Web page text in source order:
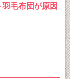
毛布団が原因